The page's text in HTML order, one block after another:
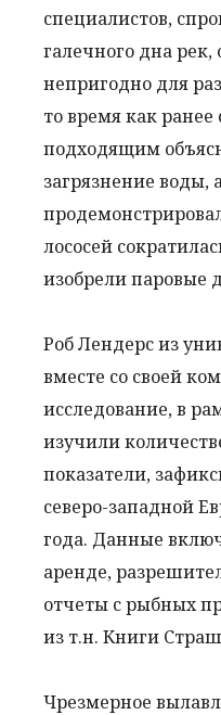
специалистов,
галечного дна рек,
непригодно для
то время как ранее
подходящим
загрязнение
лососей
изобрели паровые
Роб Лендерс из
вместе со своей
исследование, в
изучили
показатели,
северо-западной
года. Данные
аренде,
отчеты с рыбных
из т.н. Книги
Чрезмерное